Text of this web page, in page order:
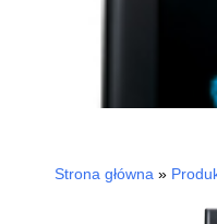
Strona główna »